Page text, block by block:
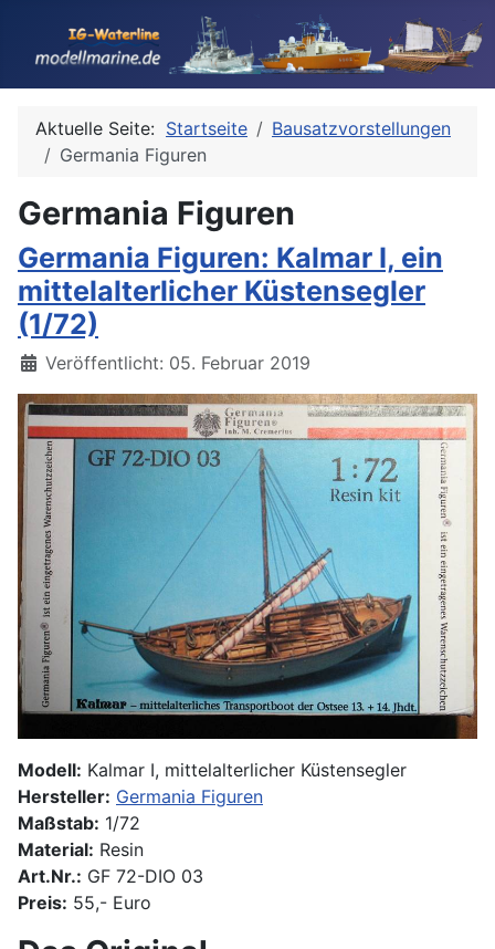
Aktuelle Seite: Startseite
Bausatzvorstellungen
Germania Figuren
Germania Figuren
Germania Figuren: Kalmar I, ein
mittelalterlicher Küstensegler
(1/72)
Details
Veröffentlicht: 05. Februar 2019
Modell: Kalmar I, mittelalterlicher Küstensegler
Hersteller: Germania Figuren
Maßstab: 1/72
Material: Resin
Art.Nr.: GF 72-DIO 03
Preis: 55,- Euro